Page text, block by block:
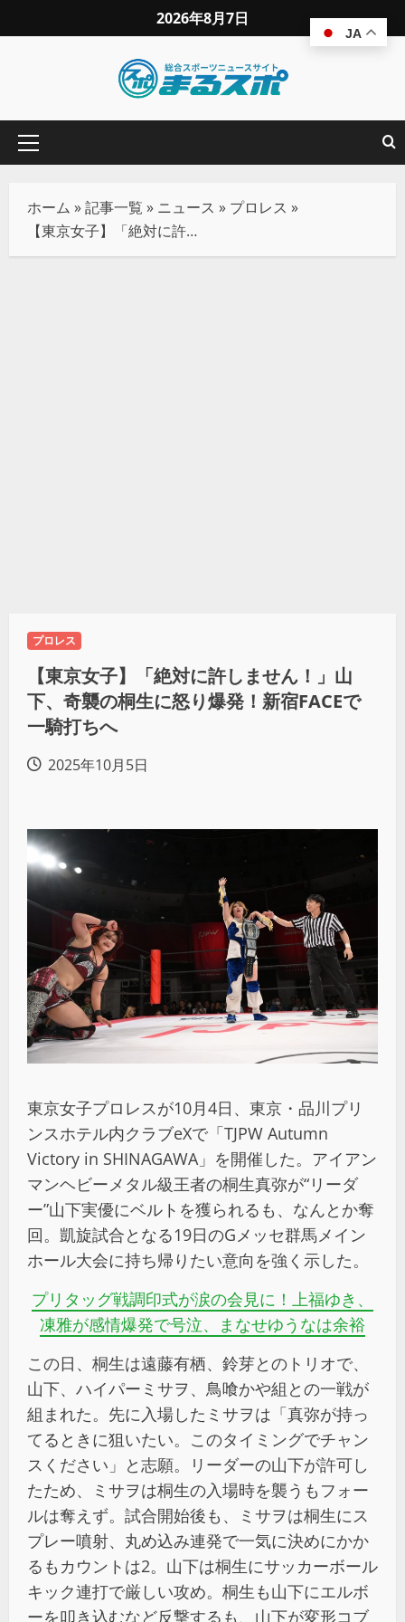
2026年8月7日
ホーム »記事一覧 » ニュース » プロレス »
【東京女子】「絶対に許しません！」山下、奇襲の桐生に怒り爆発！新宿FACEで一騎打ちへ
プロレス
【東京女子】「絶対に許しません！」山
下、奇襲の桐生に怒り爆発！新宿FACEで
一騎打ちへ
2025年10月5日
東京女子プロレスが10月4日、東京・品川プリ
ンスホテル内クラブeXで「TJPW Autumn
Victory in SHINAGAWA」を開催した。アイアン
マンヘビーメタル級王者の桐生真弥が“リーダ
ー”山下実優にベルトを獲られるも、なんとか奪
回。凱旋試合となる19日のGメッセ群馬メイン
ホール大会に持ち帰りたい意向を強く示した。
プリタッグ戦調印式が涙の会見に！上福ゆき、
凍雅が感情爆発で号泣、まなせゆうなは余裕
この日、桐生は遠藤有栖、鈴芽とのトリオで、
山下、ハイパーミサヲ、鳥喰かや組との一戦が
組まれた。先に入場したミサヲは「真弥が持っ
てるときに狙いたい。このタイミングでチャン
スください」と志願。リーダーの山下が許可し
たため、ミサヲは桐生の入場時を襲うもフォー
ルは奪えず。試合開始後も、ミサヲは桐生にス
プレー噴射、丸め込み連発で一気に決めにかか
るもカウントは2。山下は桐生にサッカーボール
キック連打で厳しい攻め。桐生も山下にエルボ
ーを叩き込むなど反撃するも、山下が変形コブ
JA